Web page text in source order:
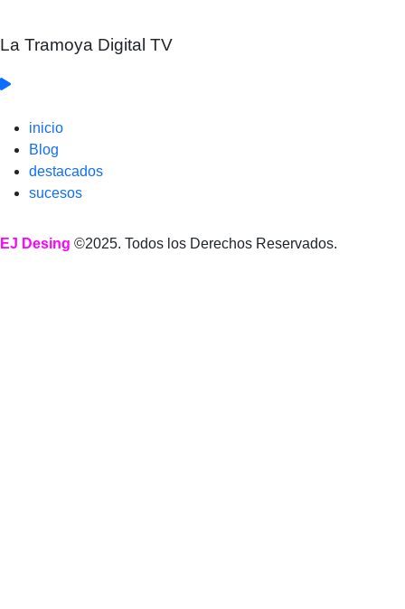
La Tramoya Digital TV
inicio
Blog
destacados
sucesos
EJ Desing ©2025. Todos los Derechos Reservados.